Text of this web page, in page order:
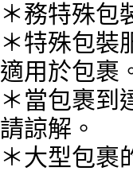
＊務特殊包
＊特殊包裝
適用於包裹
＊當包裹到
請諒解。
＊大型包裹